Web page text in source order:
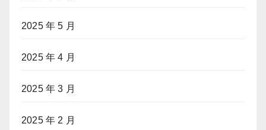
2025 年 5 月
2025 年 4 月
2025 年 3 月
2025 年 2 月